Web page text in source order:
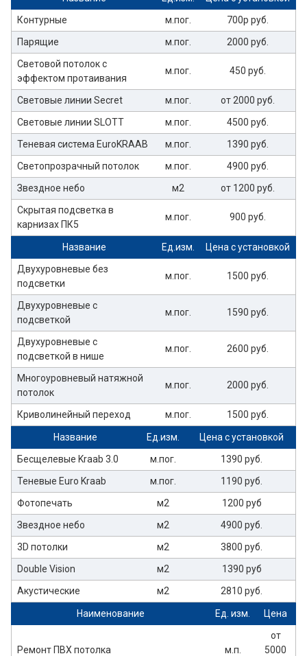
Контурные
м.пог.
700р руб.
Парящие
м.пог.
2000 руб.
Световой потолок с
эффектом протаивания
м.пог. 450 руб.
Световые линии Secret м.пог.
от 2000 руб.
Световые линии SLOTT
м.пог.
4500 руб.
Теневая система EuroKRAAB
м.пог.
1390 руб.
Светопрозрачный потолок
м.пог.
4900 руб.
Звездное небо
м2
от 1200 руб.
Скрытая подсветка в
карнизах ПК5
м.пог. 900 руб.
Название Ед.изм.
Цена с установкой
Двухуровневые без
подсветки
м.пог. 1500 руб.
Двухуровневые с
подсветкой
м.пог. 1590 руб.
Двухуровневые с
подсветкой в нише
м.пог. 2600 руб.
Многоуровневый натяжной
потолок
м.пог. 2000 руб.
Криволинейный переход м.пог. 1500 руб.
Название Ед.изм.
Цена с установкой
Бесщелевые Kraab 3.0
м.пог.
1390 руб.
Теневые Euro Kraab
м.пог.
1190 руб.
Фотопечать
м2
1200 руб
Звездное небо
м2
4900 руб.
3D потолки
м2
3800 руб.
Double Vision
м2
1390 руб
Акустические
м2 2810 руб.
Наименование Ед. изм. Цена
Ремонт ПВХ потолка м.п.
от
5000